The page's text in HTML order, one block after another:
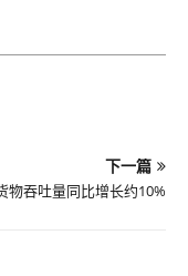
下一篇
物吞吐量同比增长约10%